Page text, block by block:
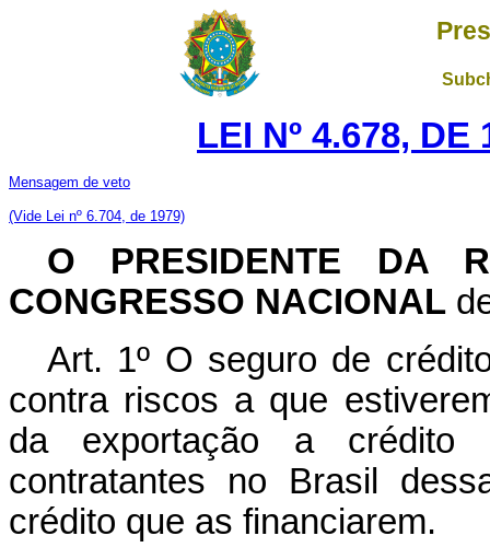
LEI Nº 4.678, DE
Mensagem de veto
(Vide Lei nº 6.704, de 1979)
O PRESIDENTE DA
CONGRESSO NACIONAL
Art. 1º O seguro de
contra riscos a que
da exportação a crédito
contratantes no Brasil
crédito que as financiarem.